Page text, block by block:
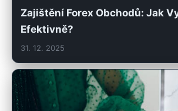
Zajištění Forex Obchodů: Jak
Efektivně?
31. 12. 2025